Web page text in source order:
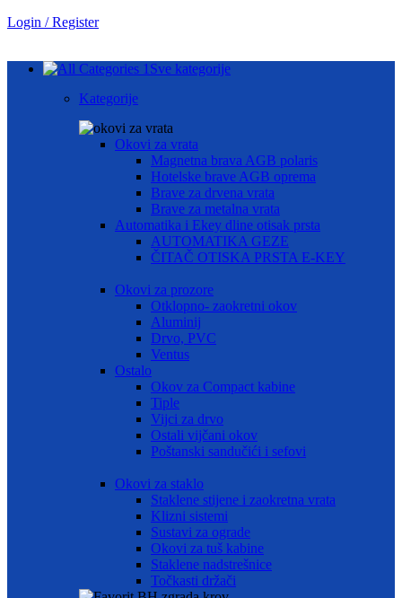
Login / Register
Sve kategorije
Kategorije
Okovi za vrata
Magnetna brava AGB polaris
Hotelske brave AGB oprema
Brave za drvena vrata
Brave za metalna vrata
Automatika i Ekey dline otisak prsta
AUTOMATIKA GEZE
ČITAČ OTISKA PRSTA E-KEY
Okovi za prozore
Otklopno- zaokretni okov
Aluminij
Drvo, PVC
Ventus
Ostalo
Okov za Compact kabine
Tiple
Vijci za drvo
Ostali vijčani okov
Poštanski sandučići i sefovi
Okovi za staklo
Staklene stijene i zaokretna vrata
Klizni sistemi
Sustavi za ograde
Okovi za tuš kabine
Staklene nadstrešnice
Točkasti držači